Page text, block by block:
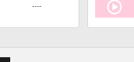
----